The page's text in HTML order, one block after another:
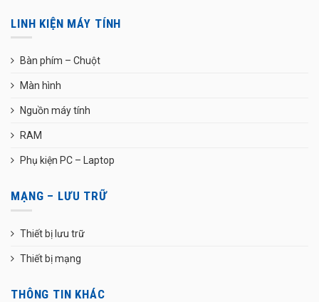
LINH KIỆN MÁY TÍNH
Bàn phím – Chuột
Màn hình
Nguồn máy tính
RAM
Phụ kiện PC – Laptop
MẠNG – LƯU TRỮ
Thiết bị lưu trữ
Thiết bị mạng
THÔNG TIN KHÁC